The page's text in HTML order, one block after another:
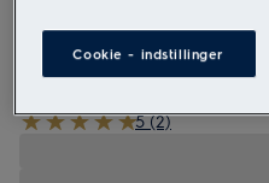
KIT19
Home & Car Kit
5 (2)
Cookie - indstillinger